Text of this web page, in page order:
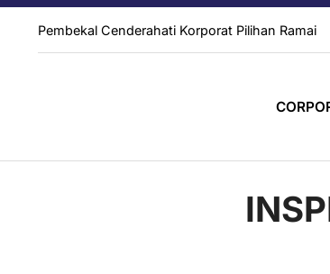
Pembekal Cenderahati Korporat Pilihan Ramai